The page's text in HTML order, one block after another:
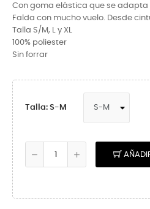
Con goma elástica que se adapta
Falda con mucho vuelo. Desde
Talla S/M, L y XL
100% poliester
Sin forrar
Talla: S-M